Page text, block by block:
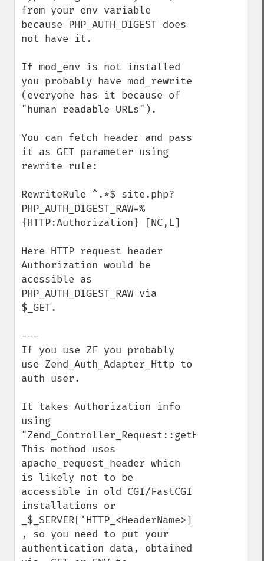
from your env variable
because PHP_AUTH_DIGEST does
not have it.
If mod_env is not installed
you probably have mod_rewrite
(everyone has it because of
"human readable URLs").
You can fetch header and pass
it as GET parameter using
rewrite rule:
RewriteRule ^.*$ site.php?
PHP_AUTH_DIGEST_RAW=%
{HTTP:Authorization} [NC,L]
Here HTTP request header
Authorization would be
acessible as
PHP_AUTH_DIGEST_RAW via
$_GET.
---
If you use ZF you probably
use Zend_Auth_Adapter_Http to
auth user.
It takes Authorization info
using
"Zend_Controller_Request::getHeader"
This method uses
apache_request_header which
is likely not to be
accessible in old CGI/FastCGI
installations or
_$_SERVER['HTTP_<HeaderName>]
, so you need to put your
authentication data, obtained